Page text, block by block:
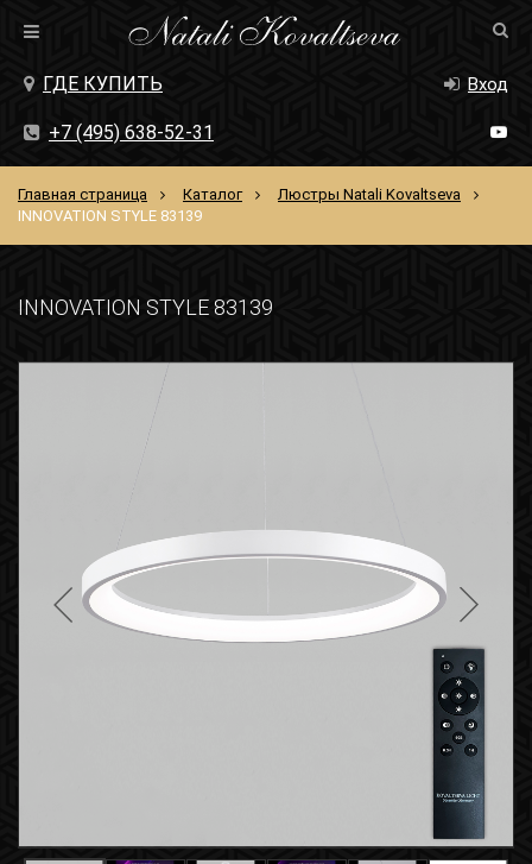
+7 (495) 638-52-31
ГДЕ КУПИТЬ Вход
Главная страница Каталог
Люстры Natali Kovaltseva
INNOVATION STYLE 83139
INNOVATION STYLE 83139